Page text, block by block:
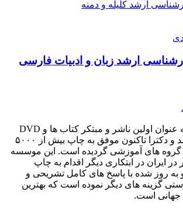
ارشد زبان و ادبیات فارسی
انتشارات پردازش به عنوان اولین ناشر و مبتکر کتاب ها و DVD
های کارشناسی ارشد و دکترا تاکنون موفق به چاپ بیش از ۵۰۰۰
گروه های آموزشی گردیده است. این موسسه
در ایران در ابتکاری دیگر اقدام به چاپ
روز شده با پاسخ های کامل تشریحی و
گزینه های دیگر نموده است که بهترین
است.